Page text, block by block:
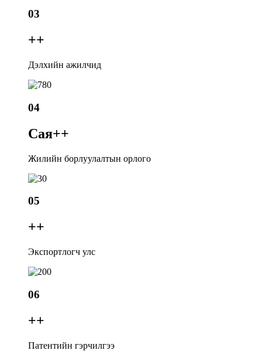
03
++
Дэлхийн ажилчид
04
Сая++
Жилийн борлуулалтын орлого
05
++
Экспортлогч улс
06
++
Патентийн гэрчилгээ